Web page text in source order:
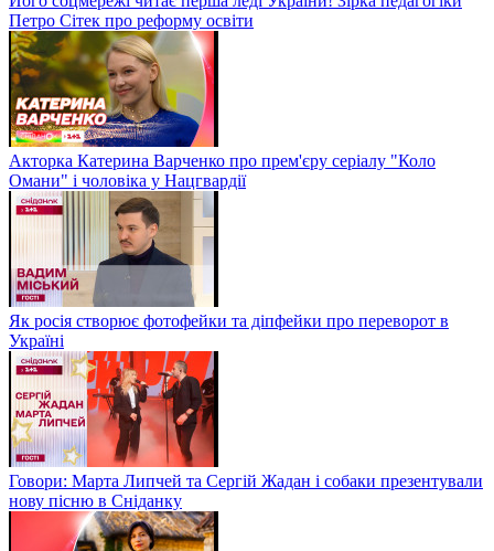
Петро Сітек про реформу освіти
Акторка Катерина Варченко про прем'єру серіалу "Коло
Омани" і чоловіка у Нацгвардії
Як росія створює фотофейки та діпфейки про переворот в
Україні
Говори: Марта Липчей та Сергій Жадан і собаки презентували
нову пісню в Сніданку